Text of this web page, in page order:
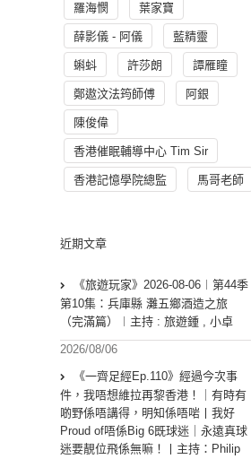
羅海憫 葉家寶
薛影儀 - 阿儀 藍精靈
蝌蚪 許莎朗 譚雁瞳
鄭遨汶法筠師傅 阿銀
陳俊偉
香港催眠輔導中心 Tim Sir
香港記憶學院總監 馬哥老師
近期文章
《旅遊玩家》2026-08-06︱第44季
第10集：兵庫縣 灘五鄉酒造之旅
（完滿篇）︱主持 : 旅遊鍾 , 小卓
2026/08/06
《一齊足經Ep.110》經過今次事
件，我唔想維拉再黎香港！｜有時有
啲野係唔講得，明知係唔啱丨我好
Proud of唔係Big 6既球迷｜永遠真球
迷要靚位飛係無嘛！丨主持：Philip